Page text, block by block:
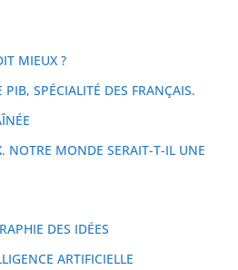
MIEUX ?
SPÉCIALITÉ DES FRANÇAIS.
NOTRE MONDE SERAIT-T-IL UNE
DES IDÉES
ARTIFICIELLE